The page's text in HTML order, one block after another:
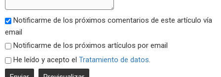
Notificarme de los próximos comentarios de este artículo vía
email
Notificarme de los próximos artículos por email
He leído y acepto el Tratamiento de datos.